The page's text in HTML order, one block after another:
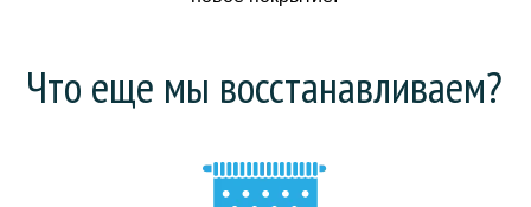
Что еще мы восстанавливаем?